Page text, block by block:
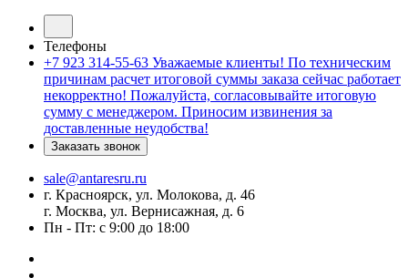
Телефоны
+7 923 314-55-63 Уважаемые клиенты! По техническим
причинам расчет итоговой суммы заказа сейчас работает
некорректно! Пожалуйста, согласовывайте итоговую
сумму с менеджером. Приносим извинения за
доставленные неудобства!
Заказать звонок
sale@antaresru.ru
г. Красноярск, ул. Молокова, д. 46
г. Москва, ул. Вернисажная, д. 6
Пн - Пт: с 9:00 до 18:00